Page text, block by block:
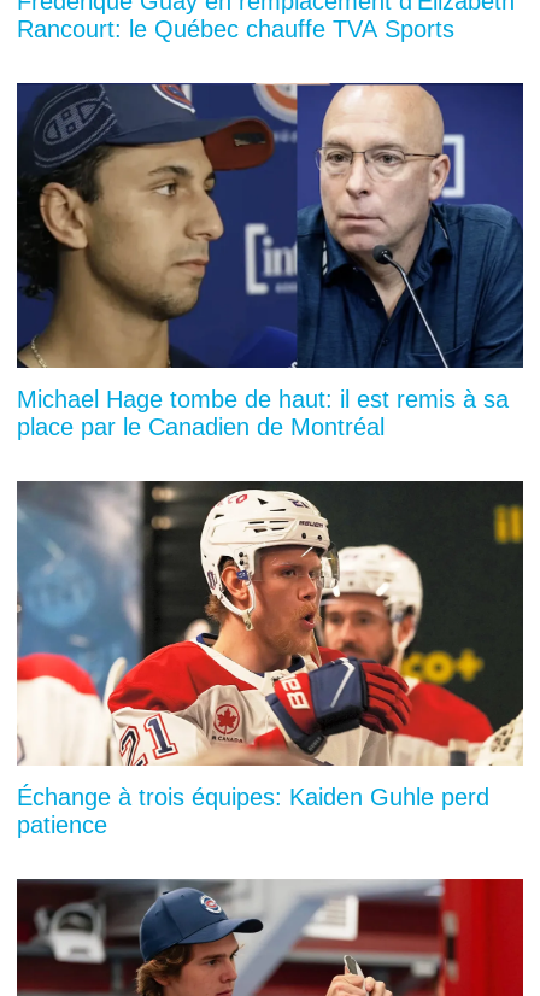
Rancourt: le Québec chauffe TVA Sports
Michael Hage tombe de haut: il est remis à sa
place par le Canadien de Montréal
Échange à trois équipes: Kaiden Guhle perd
patience